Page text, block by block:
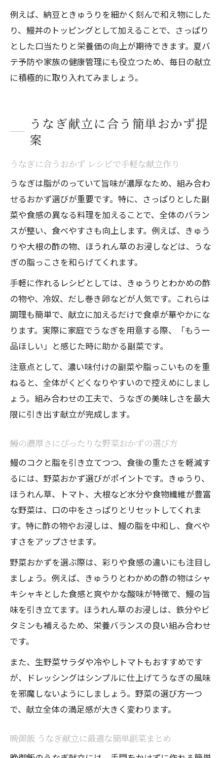
例えば、納豆ときゅうりを細かく刻んで和え物にした
り、鰻丼のトッピングとして加えることで、さっぱり
とした口当たりと栄養価の向上が期待できます。夏バ
テ予防や家族の健康管理にも役立つため、毎日の献立
に積極的に取り入れてみましょう。
うなぎ献立に合う簡単おかず提
案
うなぎに合うおかず レシピで手軽な献立作り
うなぎは脂がのっていて旨味が濃厚なため、組み合わ
せるおかず選びが重要です。特に、さっぱりとした副
菜や食感の異なる料理を加えることで、全体のバラン
スが整い、食べやすさも向上します。例えば、きゅう
りや大根の酢の物、ほうれん草のお浸しなどは、うな
ぎの脂っこさを和らげてくれます。
手軽に作れるレシピとしては、きゅうりとわかめの酢
の物や、冷奴、だし巻き卵などが人気です。これらは
調理も簡単で、献立に加えるだけで食卓が華やかにな
ります。実際に家庭でうなぎを用意する際、「もう一
品ほしい」と感じた時に助かる副菜です。
注意点として、濃い味付けの副菜や脂っこいものを重
ねると、全体がくどくなりやすいので控えめにしまし
ょう。組み合わせの工夫で、うなぎの美味しさを最大
限に引き出す献立が完成します。
鰻の濃厚さにぴったりな野菜おかずの選び方
鰻のコクと脂を引き立てつつ、食後の重たさを軽減す
るには、野菜おかず選びがポイントです。きゅうり、
ほうれん草、トマト、大根など水分や食物繊維が豊富
な野菜は、口の中をさっぱりとリセットしてくれま
す。特に酢の物やお浸しは、鰻の脂を中和し、食べや
すさをアップさせます。
野菜おかずを選ぶ際は、彩りや食感の違いにも注目し
ましょう。例えば、きゅうりとわかめの酢の物はシャ
キシャキとした食感と爽やかな酸味が特徴で、鰻の旨
味を引き立てます。ほうれん草のお浸しは、鉄分やビ
タミンも補えるため、栄養バランスの良い組み合わせ
です。
また、生野菜サラダや冷やしトマトもおすすめです
が、ドレッシングはシンプルに仕上げてうなぎの風味
を邪魔しないようにしましょう。野菜の選び方一つ
で、献立全体の満足感が大きく変わります。
晩御飯 うなぎ献立に最適な簡単副菜まとめ